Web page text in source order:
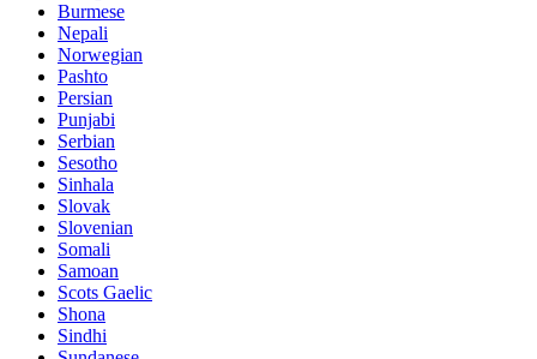
Burmese
Nepali
Norwegian
Pashto
Persian
Punjabi
Serbian
Sesotho
Sinhala
Slovak
Slovenian
Somali
Samoan
Scots Gaelic
Shona
Sindhi